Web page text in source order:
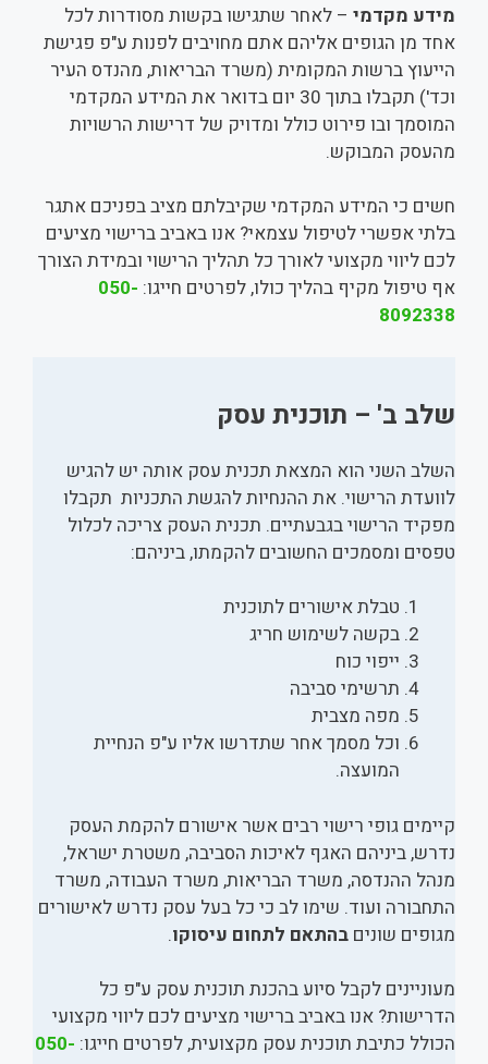
מידע מקדמי – לאחר שתגישו בקשות מסודרות לכל
אחד מן הגופים אליהם אתם מחויבים לפנות ע"פ פגישת
הייעוץ ברשות המקומית (משרד הבריאות, מהנדס העיר
וכד') תקבלו בתוך 30 יום בדואר את המידע המקדמי
המוסמך ובו פירוט כולל ומדויק של דרישות הרשויות
מהעסק המבוקש.
חשים כי המידע המקדמי שקיבלתם מציב בפניכם אתגר
בלתי אפשרי לטיפול עצמאי? אנו באביב ברישוי מציעים
לכם ליווי מקצועי לאורך כל תהליך הרישוי ובמידת הצורך
אף טיפול מקיף בהליך כולו, לפרטים חייגו: 050-
8092338
שלב ב' – תוכנית עסק
השלב השני הוא המצאת תכנית עסק אותה יש להגיש
לוועדת הרישוי. את ההנחיות להגשת התכניות תקבלו
מפקיד הרישוי בגבעתיים. תכנית העסק צריכה לכלול
טפסים ומסמכים החשובים להקמתו, ביניהם:
טבלת אישורים לתוכנית
בקשה לשימוש חריג
ייפוי כוח
תרשימי סביבה
מפה מצבית
וכל מסמך אחר שתדרשו אליו ע"פ הנחיית
המועצה.
קיימים גופי רישוי רבים אשר אישורם להקמת העסק
נדרש, ביניהם האגף לאיכות הסביבה, משטרת ישראל,
מנהל ההנדסה, משרד הבריאות, משרד העבודה, משרד
התחבורה ועוד. שימו לב כי כל בעל עסק נדרש לאישורים
מגופים שונים בהתאם לתחום עיסוקו.
מעוניינים לקבל סיוע בהכנת תוכנית עסק ע"פ כל
הדרישות? אנו באביב ברישוי מציעים לכם ליווי מקצועי
הכולל כתיבת תוכנית עסק מקצועית, לפרטים חייגו: 050-